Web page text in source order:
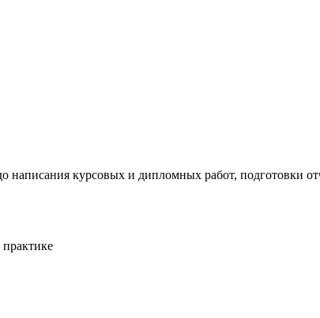
курсовых и дипломных работ, подготовки